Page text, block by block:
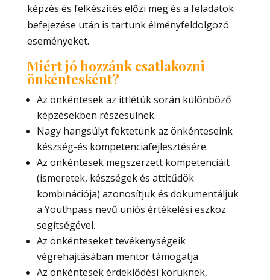
képzés és felkészítés előzi meg és a feladatok
befejezése után is tartunk élményfeldolgozó
eseményeket.
Miért jó hozzánk csatlakozni
önkéntesként?
Az önkéntesek az ittlétük során különböző
képzésekben részesülnek.
Nagy hangsúlyt fektetünk az önkénteseink
készség-és kompetenciafejlesztésére.
Az önkéntesek megszerzett kompetenciáit
(ismeretek, készségek és attitűdök
kombinációja) azonosítjuk és dokumentáljuk
a Youthpass nevű uniós értékelési eszköz
segítségével.
Az önkénteseket tevékenységeik
végrehajtásában mentor támogatja.
Az önkéntesek érdeklődési körüknek,